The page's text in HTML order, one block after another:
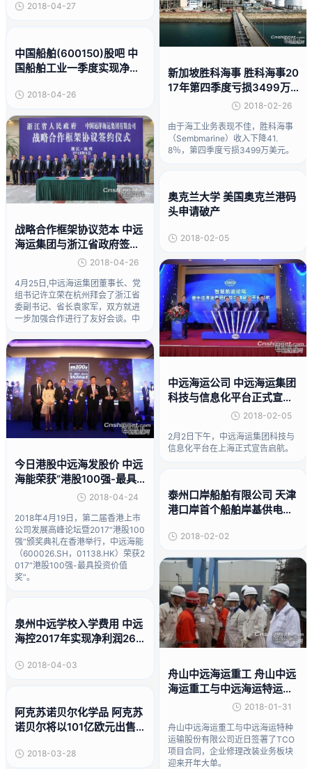
2018-04-27
中国船舶(600150)股吧 中
国船舶工业一季度实现净利
2018-04-26
战略合作框架协议范本 中远
海运集团与浙江省政府签署
战略合作框架协议2018-04-26
4月25日,中远海运集团董事长、党
组书记许立荣在杭州拜会了浙江省
委副书记、省长袁家军，双方就进
一步加强合作进行了友好会谈。中
今日港股中远海发股价 中远
海能荣获“港股100强-最具
2018-04-24
2018年4月19日，第二届香港上市
公司发展高峰论坛暨2017“港股100
强”颁奖典礼在香港举行，中远海能
（600026.SH，01138.HK）荣获2
017“港股100强-最具投资价值
奖”。
泉州中远学校入学费用 中远
海控2017年实现净利润26.6
2018-04-03
阿克苏诺贝尔化学品 阿克苏
诺贝尔将以101亿欧元出售
2018-03-28
新加坡胜科海事 胜科海事20
17年第四季度亏损3499万
2018-02-26
由于海工业务表现不佳，胜科海事
（Sembmarine）收入下降41.
8％，第四季度亏损3499万美元。
奥克兰大学 美国奥克兰港码
头申请破产
2018-02-05
中远海运公司 中远海运集团
科技与信息化平台正式宣告
2018-02-05
2月2日下午，中远海运集团科技与
信息化平台在上海正式宣告启航。
泰州口岸船舶有限公司 天津
港口岸首个船舶岸基供电项
2018-02-02
舟山中远海运重工 舟山中远
海运重工与中远海运特运签
署TCO 项目合同2018-01-31
舟山中远海运重工与中远海运特种
运输股份有限公司近日签署了TCO
项目合同，企业修理改装业务板块
迎来开年大单。